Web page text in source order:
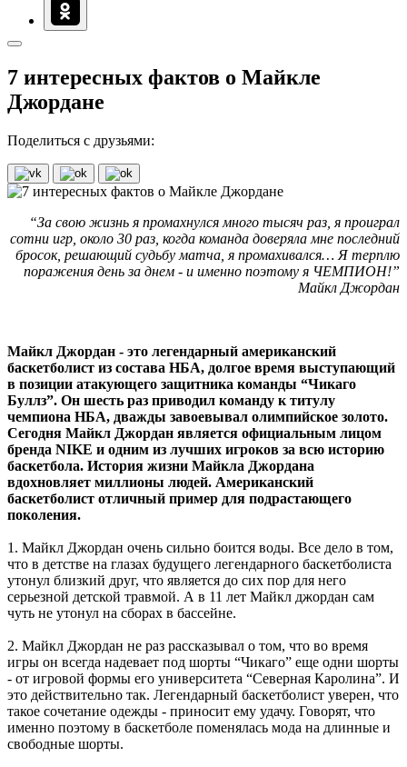
7 интересных фактов о Майкле
Джордане
Поделиться с друзьями:
“За свою жизнь я промахнулся много тысяч раз, я проиграл
сотни игр, около 30 раз, когда команда доверяла мне последний
бросок, решающий судьбу матча, я промахивался… Я терплю
поражения день за днем - и именно поэтому я ЧЕМПИОН!”
Майкл Джордан
Майкл Джордан - это легендарный американский
баскетболист из состава НБА, долгое время выступающий
в позиции атакующего защитника команды “Чикаго
Буллз”. Он шесть раз приводил команду к титулу
чемпиона НБА, дважды завоевывал олимпийское золото.
Сегодня Майкл Джордан является официальным лицом
бренда NIKE и одним из лучших игроков за всю историю
баскетбола. История жизни Майкла Джордана
вдохновляет миллионы людей. Американский
баскетболист отличный пример для подрастающего
поколения.
1. Майкл Джордан очень сильно боится воды. Все дело в том,
что в детстве на глазах будущего легендарного баскетболиста
утонул близкий друг, что является до сих пор для него
серьезной детской травмой. А в 11 лет Майкл джордан сам
чуть не утонул на сборах в бассейне.
2. Майкл Джордан не раз рассказывал о том, что во время
игры он всегда надевает под шорты “Чикаго” еще одни шорты
- от игровой формы его университета “Северная Каролина”. И
это действительно так. Легендарный баскетболист уверен, что
такое сочетание одежды - приносит ему удачу. Говорят, что
именно поэтому в баскетболе поменялась мода на длинные и
свободные шорты.